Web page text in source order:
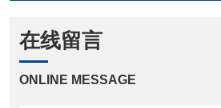
在线留言
ONLINE MESSAGE